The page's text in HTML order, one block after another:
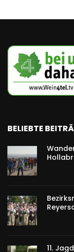
BELIEBTE
11.